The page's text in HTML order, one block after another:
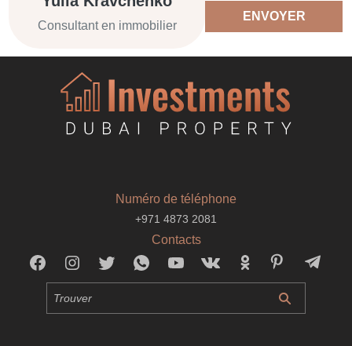
Consultant en immobilier
ENVOYER
Numéro de téléphone
+971 4873 2081
Contacts